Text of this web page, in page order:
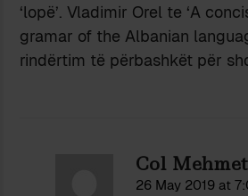
‘lopë’. Vladimir Orel te ‘A
gramar of the Albanian
rindërtim të përbashkët për
Col
26 May 2019 at